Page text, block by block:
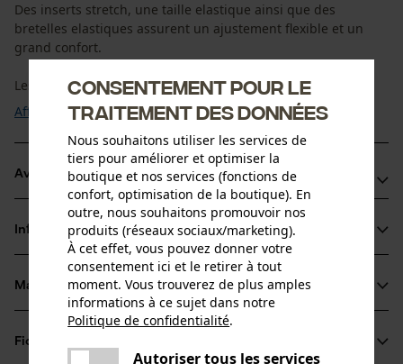
Des inserts stretch, une taille elastique ainsi que des
bretelles elastiques assurent un ajustement flexible et un
grand confort.
Les genoux articules et un gousset a l entrejambe ...
Afficher plus
Avantages du produit
Salopette de travail avec bretelles elastiques et taille
elastique
Inserts stretch et gousset pour une grande liberte de
mouvement
Poches pour genouilleres reglables accessibles de l
exterieur
Informations sur le produit
Détails du produit
Type dactivité
Travailler
Matériau & entretien
Matériau
Fiches techniques
Consentement pour le
traitement des données
Nous souhaitons utiliser les services de
tiers pour améliorer et optimiser la
boutique et nos services (fonctions de
confort, optimisation de la boutique). En
outre, nous souhaitons promouvoir nos
produits (réseaux sociaux/marketing).
À cet effet, vous pouvez donner votre
consentement ici et le retirer à tout
moment. Vous trouverez de plus amples
informations à ce sujet dans notre
Politique de confidentialité.
Autoriser tous les services
Une erreur s'est produite. Veuillez
partager